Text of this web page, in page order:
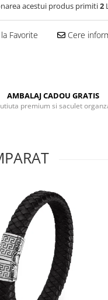
acestui produs primiti2
Favorite Cere
AMBALAJ CADOU GRATIS
premium si saculet